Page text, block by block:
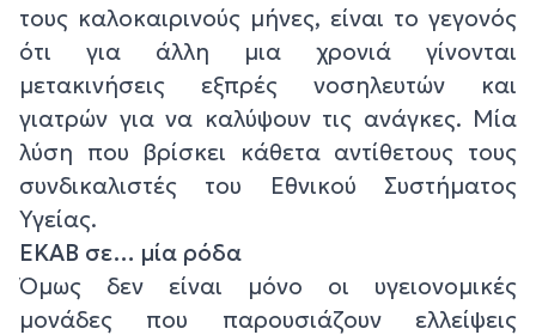
τους καλοκαιρινούς μήνες, είναι το γεγονός
ότι για άλλη μια χρονιά γίνονται
μετακινήσεις εξπρές νοσηλευτών και
γιατρών για να καλύψουν τις ανάγκες. Μία
λύση που βρίσκει κάθετα αντίθετους τους
συνδικαλιστές του Εθνικού Συστήματος
Υγείας.
ΕΚΑΒ σε… μία ρόδα
Όμως δεν είναι μόνο οι υγειονομικές
μονάδες που παρουσιάζουν ελλείψεις